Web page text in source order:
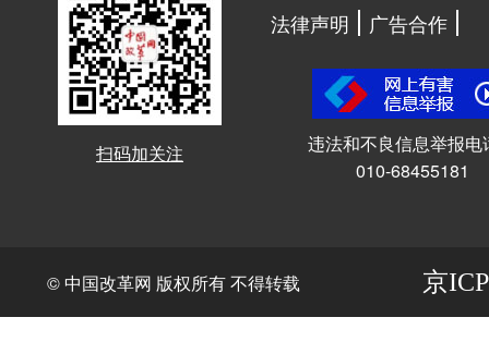
扫码加关注
法律声明
广告合作
违法和不良信息举报电
010-68455181
© 中国改革网 版权所有 不得转载 京